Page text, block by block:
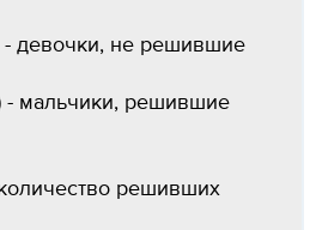
не решившие
решившие
решивших